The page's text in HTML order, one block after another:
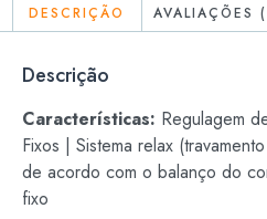
DESCRIÇÃO AVALIAÇÕES
Descrição
Características: Regulagem
Fixos | Sistema relax
de acordo com o balanço do
fixo